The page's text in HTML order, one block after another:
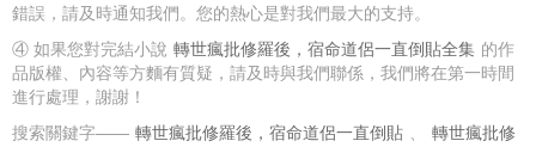
錯誤，請及時通知我們。您的熱心是對我們最大的支持。
④ 如果您對完結小說 轉世瘋批修羅後，宿命道侶一直倒貼全集 的作
品版權、內容等方麵有質疑，請及時與我們聯係，我們將在第一時間
進行處理，謝謝！
搜索關鍵字—— 轉世瘋批修羅後，宿命道侶一直倒貼 、
轉世瘋批修